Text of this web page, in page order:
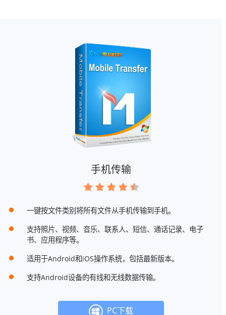
手机传输
一键按文件类别将所有文件从手机传输到手机。
支持照片、视频、音乐、联系人、短信、通话记录、电子
书、应用程序等。
适用于Android和iOS操作系统，包括最新版本。
支持Android设备的有线和无线数据传输。
PC下载